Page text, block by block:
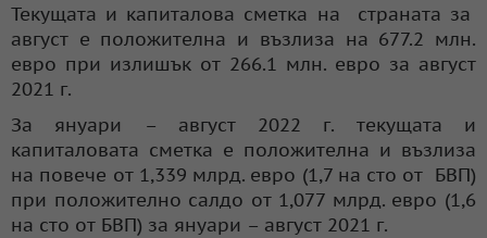
Текущата и капиталова сметка на страната за
август е положителна и възлиза на 677.2 млн.
евро при излишък от 266.1 млн. евро за август
2021 г.
За януари – август 2022 г. текущата и
капиталовата сметка е положителна и възлиза
на повече от 1,339 млрд. евро (1,7 на сто от БВП)
при положително салдо от 1,077 млрд. евро (1,6
на сто от БВП) за януари – август 2021 г.